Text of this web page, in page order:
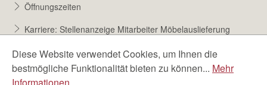
Öffnungszeiten
Karriere: Stellenanzeige Mitarbeiter Möbelauslieferung
Karriere bei Möbel Berta
Bewerbungsformular
Diese Website verwendet Cookies, um Ihnen die
bestmögliche Funktionalität bieten zu können... Mehr